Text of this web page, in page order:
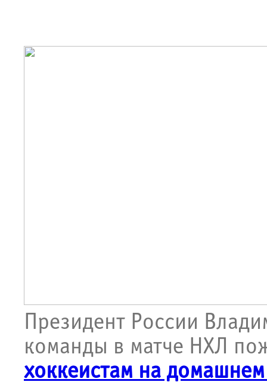
Президент России
команды в матче НХЛ
хоккеистам на